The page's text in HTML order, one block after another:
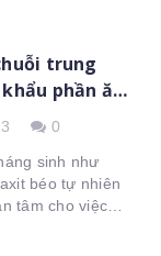
trung
phần ăn
0
sinh như
béo tự nhiên
tâm cho việc